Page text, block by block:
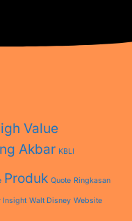
Value
Akbar KBLI
Produk Quote Ringkasan
Insight Walt Disney Website